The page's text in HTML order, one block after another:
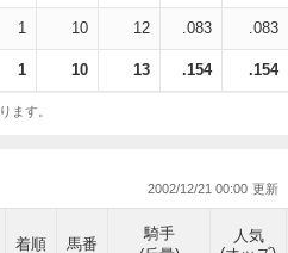
1 10 12 .083 .083
1 10 13 .154 .154
ます。
2002/12/21 00:00
着順 馬番
騎手
人気